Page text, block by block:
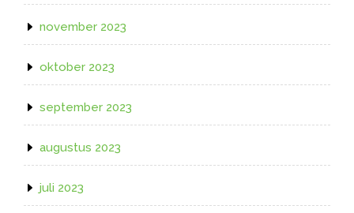
november 2023
oktober 2023
september 2023
augustus 2023
juli 2023